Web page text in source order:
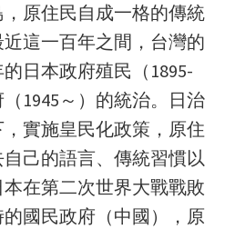
原住民自成一格的傳統
這一百年之間，台灣的
日本政府殖民（1895-
1945～）的統治。日治
實施皇民化政策，原住
己的語言、傳統習慣以
在第二次世界大戰戰敗
國民政府（中國），原